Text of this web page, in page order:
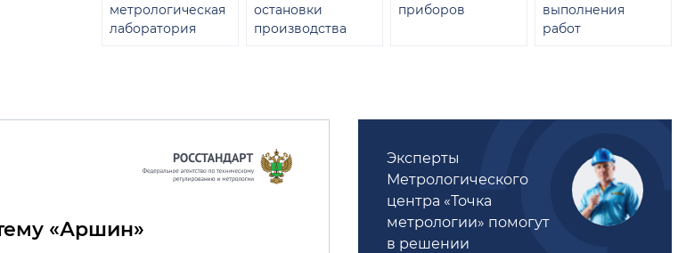
метрологическая
лаборатория
остановки
производства
приборов
выполнения
работ
«Аршин»
Эксперты
Метрологического
центра «Точка
метрологии» помогут
в решении